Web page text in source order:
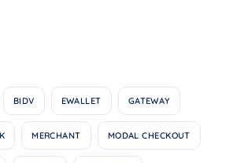
BIDV EWALLET GATEWAY
MERCHANT MODAL CHECKOUT